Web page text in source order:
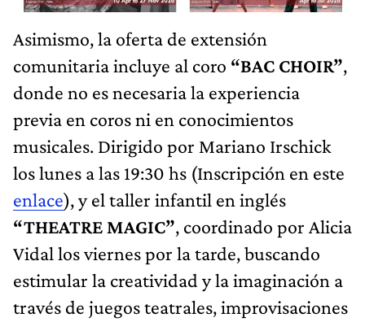
Asimismo, la oferta de extensión
comunitaria incluye al coro “BAC CHOIR”,
donde no es necesaria la experiencia
previa en coros ni en conocimientos
musicales. Dirigido por Mariano Irschick
los lunes a las 19:30 hs (Inscripción en este
enlace), y el taller infantil en inglés
“THEATRE MAGIC”, coordinado por Alicia
Vidal los viernes por la tarde, buscando
estimular la creatividad y la imaginación a
través de juegos teatrales, improvisaciones